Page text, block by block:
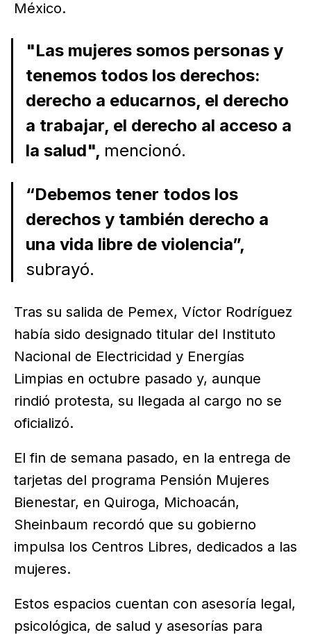
México.
"Las mujeres somos personas y
tenemos todos los derechos:
derecho a educarnos, el derecho
a trabajar, el derecho al acceso a
la salud", mencionó.
“Debemos tener todos los
derechos y también derecho a
una vida libre de violencia”,
subrayó.
Tras su salida de Pemex, Víctor Rodríguez
había sido designado titular del Instituto
Nacional de Electricidad y Energías
Limpias en octubre pasado y, aunque
rindió protesta, su llegada al cargo no se
oficializó.
El fin de semana pasado, en la entrega de
tarjetas del programa Pensión Mujeres
Bienestar, en Quiroga, Michoacán,
Sheinbaum recordó que su gobierno
impulsa los Centros Libres, dedicados a las
mujeres.
Estos espacios cuentan con asesoría legal,
psicológica, de salud y asesorías para